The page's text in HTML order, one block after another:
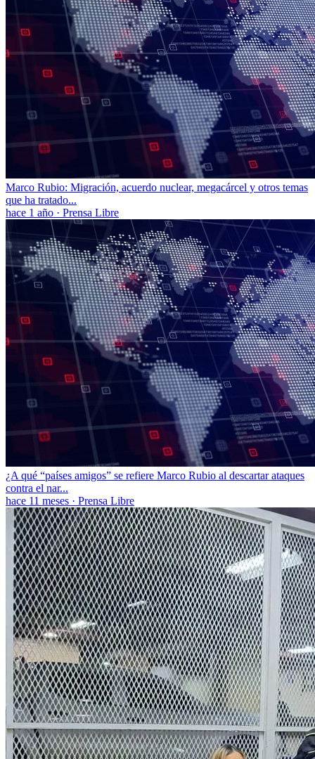
Marco Rubio: Migración, acuerdo nuclear, megacárcel y otros temas
que ha tratado...
hace 1 año · Prensa Libre
¿A qué “países amigos” se refiere Marco Rubio al descartar ataques
contra el nar...
hace 11 meses · Prensa Libre